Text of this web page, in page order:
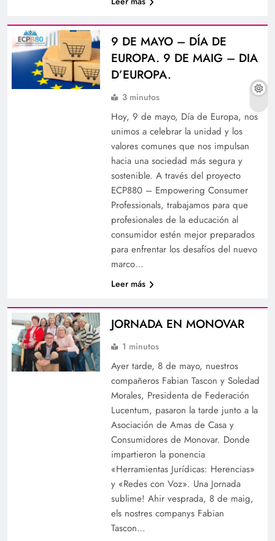
9 DE MAYO – DÍA DE
EUROPA. 9 DE MAIG – DIA
D’EUROPA.
3 minutos
Hoy, 9 de mayo, Día de Europa, nos
unimos a celebrar la unidad y los
valores comunes que nos impulsan
hacia una sociedad más segura y
sostenible. A través del proyecto
ECP880 – Empowering Consumer
Professionals, trabajamos para que
profesionales de la educación al
consumidor estén mejor preparados
para enfrentar los desafíos del nuevo
marco…
Leer más
JORNADA EN MONOVAR
1 minutos
Ayer tarde, 8 de mayo, nuestros
compañeros Fabian Tascon y Soledad
Morales, Presidenta de Federación
Lucentum, pasaron la tarde junto a la
Asociación de Amas de Casa y
Consumidores de Monovar. Donde
impartieron la ponencia
«Herramientas Jurídicas: Herencias»
y «Redes con Voz». Una Jornada
sublime! Ahir vesprada, 8 de maig,
els nostres companys Fabian
Tascon…